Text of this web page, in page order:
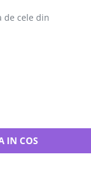
de cele din
IN COS